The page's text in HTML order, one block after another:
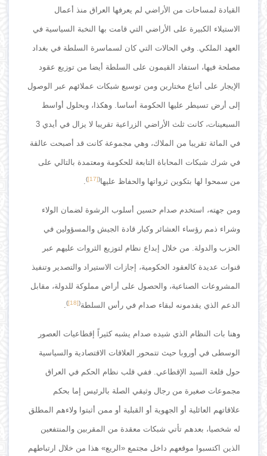
القيادة لمساحات من الأراضي لم يعرفها العراق منذ أعمال
الاستيلاء الكبيرة على الأراضي التي قامت بها النخبة السياسية في
العهد الملكي. وفي الحالات التي كان لسماسرة السلطة في بغداد
مصلحة فيها، استفاد القيمون على السلطة أيضا من توزيع عقود
الإيجار على أتباع مختارين ومن توسيع شبكات عملائهم عبر الوصول
إلى أرض تسيطر عليها الحكومة أساسا. وهكذا، وبحلول أواسط
السبعينات، كانت ثلث الأراضي الزراعية تقريبا لا يزال في أيدي 3
في المائة تقريبا من الملاك، وهي مجموعة كانت قد أصبحت عالقة
في شرك شبكات المحاباة التابعة للحكومة ومعتمدة بالتالي على
من سمحوا لها بتكوين ثرواتها والحفاظ عليها(
[17]
)
.
ومن جهته، استخدم صدام حسين أسلوب الرشوة لضمان الولاء
وشراء ذمم رؤساء العشائر وكبار قادة الجيش والمسؤولين في
الحزب والدولة. من خلال إبداع نظام لتوزيع الثروات عليهم عبر
قنوات عديدة كالعقود الحكومية، إجازات الاستيراد والتصدير وتنفيذ
المشروعات الصناعية، والحصول على أراض مملوكة للدولة، مقابل
الدعم الذي يقدمونه لبقاء صدام في رأس السلطة(
[18]
)
.
وهنا بات النظام الذي شيده صدام يشبه كثيراً إقطاعيات العصور
الوسطى في أوروبا حيث تتمحور العلاقات الاقتصادية والسياسية
حول قلعة السيد الإقطاعي. ففي قلب نظام الحكم في العراق
مجموعات صغيرة من رجال وثيقي الصلة بالرئيس إما بحكم
علاقاتهم العائلية أو الجهوية أو القبلية أو ممن أثبتوا ولاءهم المطلق
له شخصيا، بعدهم تأتي شبكات معقدة من المقربين والمنتفعين
الذين اكتسبوا موقعهم داخل مجتمع «الريع» هذا من خلال ارتباطهم